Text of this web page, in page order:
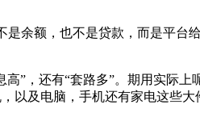
余额，也不是贷款，而是平台
”，还有“套路多”。期用实际
以及电脑，手机还有家电这些